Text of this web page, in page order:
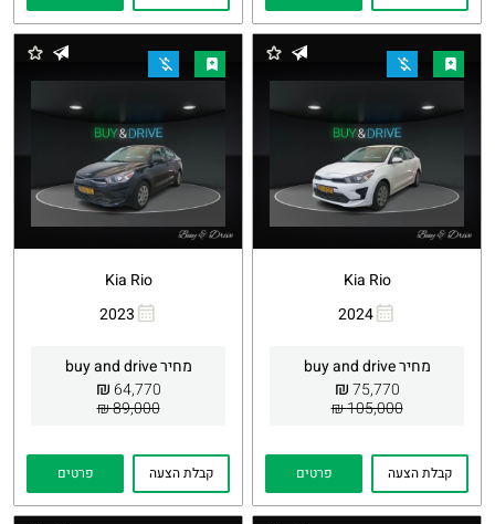
Kia Rio
2024
מחיר buy and drive
75,770
₪
105,000 ₪
Whatsapp
קבלת הצעה פרטים
Kia Rio
2023
מחיר buy and drive
64,770
₪
89,000 ₪
Whatsapp
קבלת הצעה פרטים